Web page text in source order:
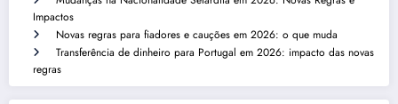
Impactos
Novas regras para fiadores e cauções em 2026: o que muda
Transferência de dinheiro para Portugal em 2026: impacto das novas
regras